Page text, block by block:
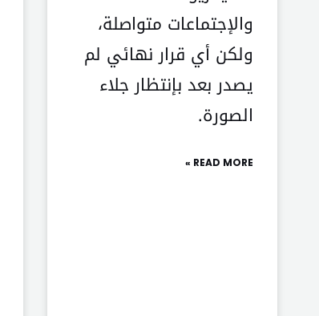
والإجتماعات متواصلة،
ولكن أي قرار نهائي لم
يصدر بعد بإنتظار جلاء
الصورة.
READ MORE »